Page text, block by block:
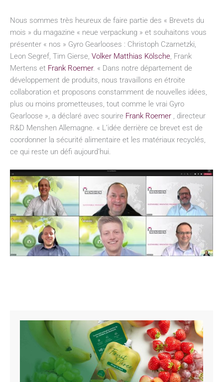
Nous sommes très heureux de faire partie des « Brevets du
mois » du magazine « neue verpackung » et souhaitons vous
présenter « nos » Gyro Gearlooses : Christoph Czarnetzki,
Leon Segref, Tim Gierse, Volker Matthias Kölsche, Frank
Mertens et Frank Roemer. « Dans notre département de
développement de produits, nous travaillons en étroite
collaboration et proposons constamment de nouvelles idées,
plus ou moins prometteuses, tout comme le vrai Gyro
Gearloose », a déclaré avec sourire Frank Roemer , directeur
R&D Menshen Allemagne. « L’idée derrière ce brevet est de
coordonner la sécurité alimentaire et les matériaux recyclés,
ce qui reste un défi aujourd’hui.